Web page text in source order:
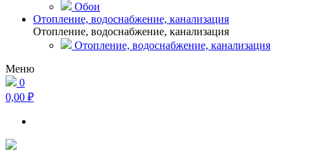
Обои
Отопление, водоснабжение, канализация
Отопление, водоснабжение, канализация
Отопление, водоснабжение, канализация
Меню
0
0,00 ₽